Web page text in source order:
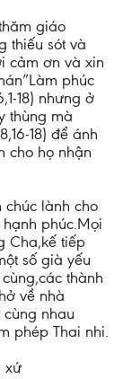
giáo
thiếu sót và
cảm ơn và xin
phúc
18) nhưng ở
thùng mà
18) để ánh
cho họ nhận
lành cho
phúc.Mọi
Cha,kế tiếp
số già yếu
thành
về nhà
nhau
phép Thai nhi.
xứ